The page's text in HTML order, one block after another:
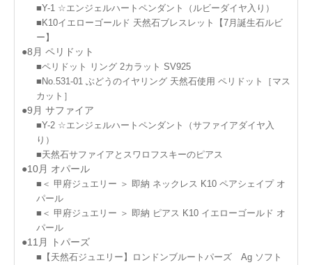
■Y-1 ☆エンジェルハートペンダント（ルビーダイヤ入り）
■K10イエローゴールド 天然石ブレスレット【7月誕生石ルビ
ー】
●8月 ペリドット
■ペリドット リング 2カラット SV925
■No.531-01 ぶどうのイヤリング 天然石使用 ペリドット［マス
カット］
●9月 サファイア
■Y-2 ☆エンジェルハートペンダント（サファイアダイヤ入
り）
■天然石サファイアとスワロフスキーのピアス
●10月 オパール
■＜ 甲府ジュエリー ＞ 即納 ネックレス K10 ペアシェイプ オ
パール
■＜ 甲府ジュエリー ＞ 即納 ピアス K10 イエローゴールド オ
パール
●11月 トパーズ
■【天然石ジュエリー】ロンドンブルートパーズ Ag ソフト